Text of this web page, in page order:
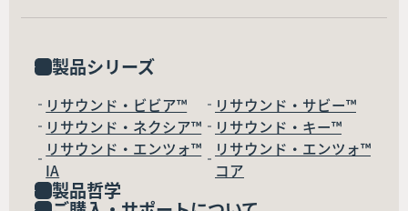
製品シリーズ
リサウンド・ビビア™
リサウンド・サビー™
リサウンド・ネクシア™
リサウンド・キー™
リサウンド・エンツォ™
IA
リサウンド・エンツォ™
コア
製品哲学